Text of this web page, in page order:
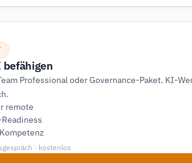
befähigen
Professional oder Governance-Paket. KI-
remote
· kostenlos